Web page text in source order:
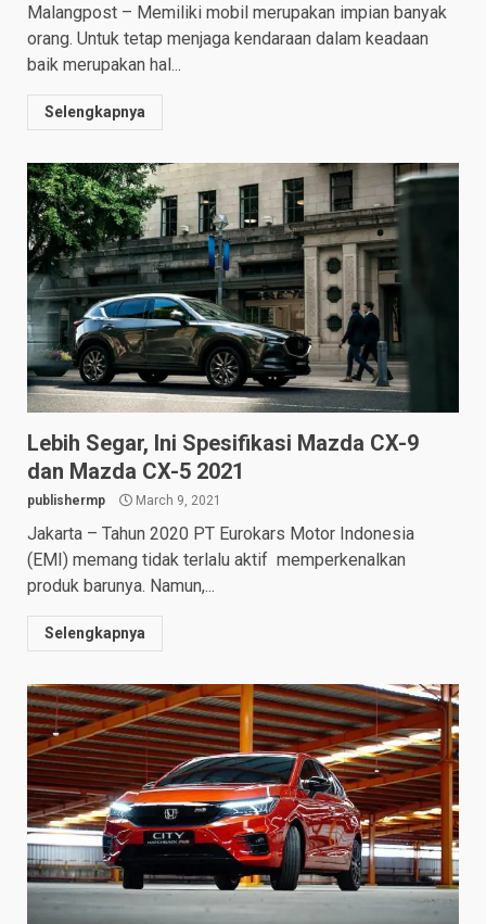
Malangpost – Memiliki mobil merupakan impian banyak
orang. Untuk tetap menjaga kendaraan dalam keadaan
baik merupakan hal...
Selengkapnya
Lebih Segar, Ini Spesifikasi Mazda CX-9
dan Mazda CX-5 2021
publishermp March 9, 2021
Jakarta – Tahun 2020 PT Eurokars Motor Indonesia
(EMI) memang tidak terlalu aktif memperkenalkan
produk barunya. Namun,...
Selengkapnya